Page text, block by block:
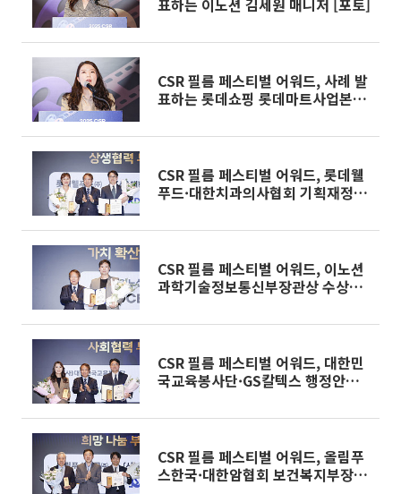
표하는 이노션 김세원 매니저 [포토]
CSR 필름 페스티벌 어워드, 사례 발
표하는 롯데쇼핑 롯데마트사업본부
CSR 필름 페스티벌 어워드, 롯데웰
푸드·대한치과의사협회 기획재정부
CSR 필름 페스티벌 어워드, 이노션
과학기술정보통신부장관상 수상
CSR 필름 페스티벌 어워드, 대한민
국교육봉사단·GS칼텍스 행정안전
CSR 필름 페스티벌 어워드, 올림푸
스한국·대한암협회 보건복지부장관